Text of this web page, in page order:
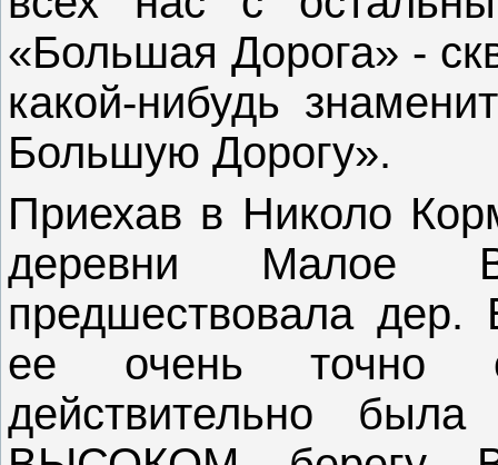
«Большая Дорога» -
какой-нибудь
Большую Дорогу».
Приехав в Николо
деревни Малое
предшествовала
ее очень точно
действительно